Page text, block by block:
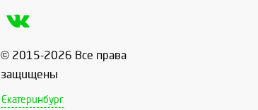
© 2015-2026 Все права
защищены
Екатеринбург